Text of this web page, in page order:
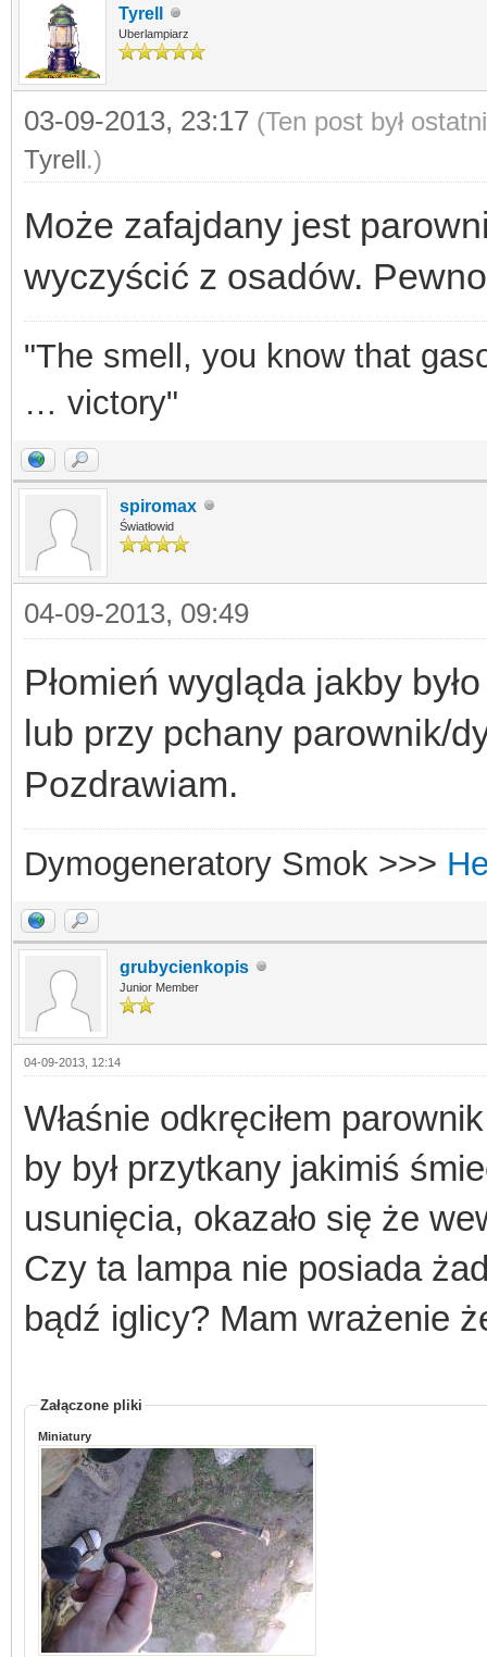
Tyrell
Uberlampiarz
03-09-2013, 23:17 (Ten post był
Tyrell.)
Może zafajdany jest
wyczyścić z osadów.
"The smell, you know that
… victory"
spiromax
Światłowid
04-09-2013, 09:49
Płomień wygląda jakby
lub przy pchany parownik/
Pozdrawiam.
Dymogeneratory Smok >>>
grubycienkopis
Junior Member
04-09-2013, 12:14
Właśnie odkręciłem
by był przytkany jakimiś
usunięcia, okazało się że
Czy ta lampa nie posiada
bądź iglicy? Mam wrażenie
Załączone pliki
Miniatury